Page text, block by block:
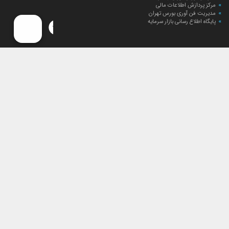
مرکز پردازش اطلاعات مالی
مدیریت فن آوری بورس تهران
پایگاه اطلاع رسانی بازار سرمایه
ارتباط با صندوق